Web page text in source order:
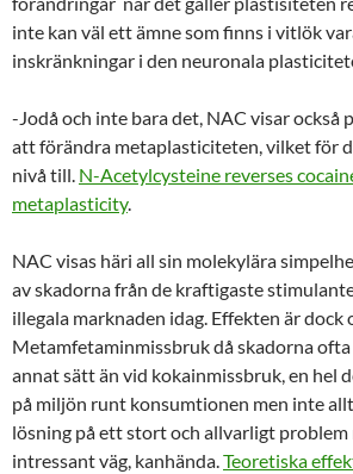
inte kan väl ett ämne som finns i vitlök
inskränkningar i den neuronala
-Jodå och inte bara det, NAC visar också
att förändra metaplasticiteten, vilket för
nivå till. N-Acetylcysteine reverses
metaplasticity.
NAC visas häri all sin molekylära
av skadorna från de kraftigaste
illegala marknaden idag. Effekten är dock
Metamfetaminmissbruk då skadorna
annat sätt än vid kokainmissbruk, en hel
på miljön runt konsumtionen men inte
lösning på ett stort och allvarligt problem
intressant väg, kanhända.Teoretiska